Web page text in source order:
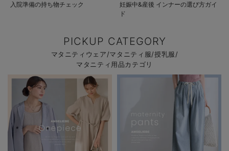
入院準備の持ち物チェック
妊娠中&産後 インナーの選び方ガイ
ド
PICKUP CATEGORY
マタニティウェア/マタニティ服/授乳服/
マタニティ用品カテゴリ